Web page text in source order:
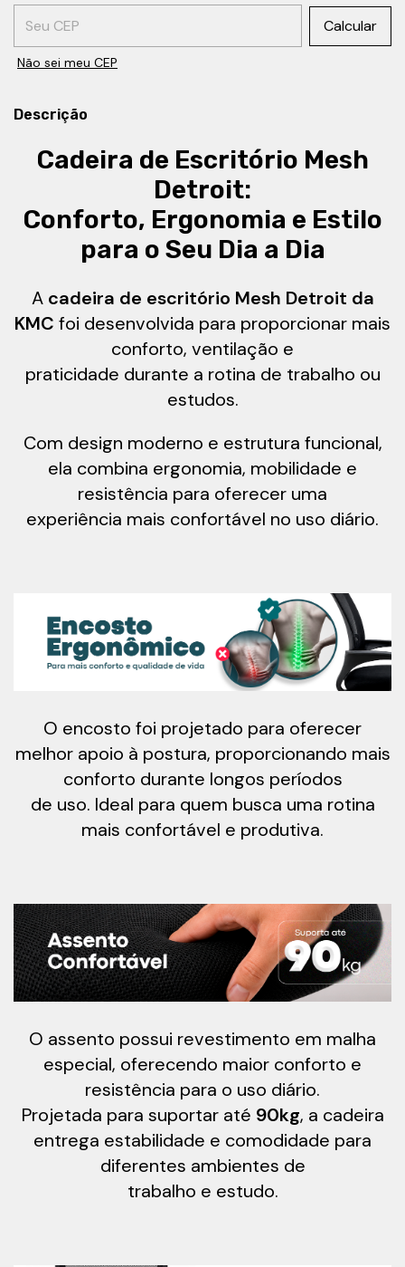
Entregas para o CEP:
Calcular
Não sei meu CEP
Descrição
Cadeira de Escritório Mesh
Detroit:
Conforto, Ergonomia e Estilo
para o Seu Dia a Dia
A cadeira de escritório Mesh Detroit da
KMC foi desenvolvida para proporcionar mais
conforto, ventilação e
praticidade durante a rotina de trabalho ou
estudos.
Com design moderno e estrutura funcional,
ela combina ergonomia, mobilidade e
resistência para oferecer uma
experiência mais confortável no uso diário.
O encosto foi projetado para oferecer
melhor apoio à postura, proporcionando mais
conforto durante longos períodos
de uso. Ideal para quem busca uma rotina
mais confortável e produtiva.
O assento possui revestimento em malha
especial, oferecendo maior conforto e
resistência para o uso diário.
Projetada para suportar até 90kg, a cadeira
entrega estabilidade e comodidade para
diferentes ambientes de
trabalho e estudo.